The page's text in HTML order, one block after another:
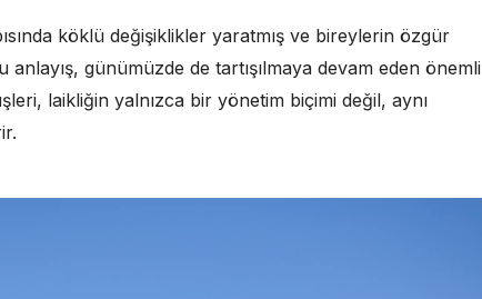
köklü değişiklikler yaratmış ve bireylerin özgür
anlayış, günümüzde de tartışılmaya devam eden önemli
laikliğin yalnızca bir yönetim biçimi değil, aynı